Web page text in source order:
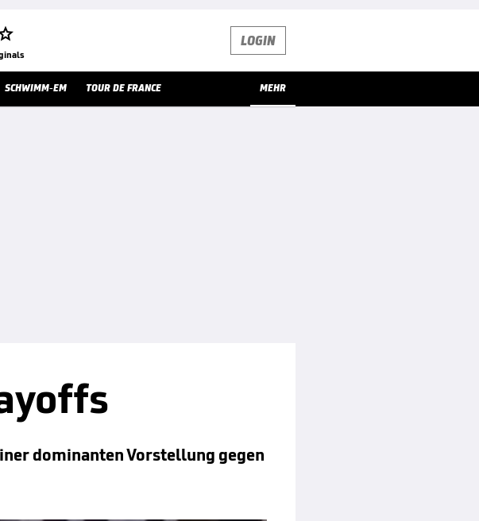
LOGIN
SCHWIMM-EM TOUR DE FRANCE MEHR
dominanten Vorstellung gegen